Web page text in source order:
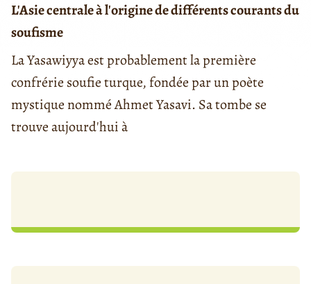
L'Asie centrale à l'origine de différents courants du
soufisme
La Yasawiyya est probablement la première
confrérie soufie turque, fondée par un poète
mystique nommé Ahmet Yasavi. Sa tombe se
trouve aujourd'hui à